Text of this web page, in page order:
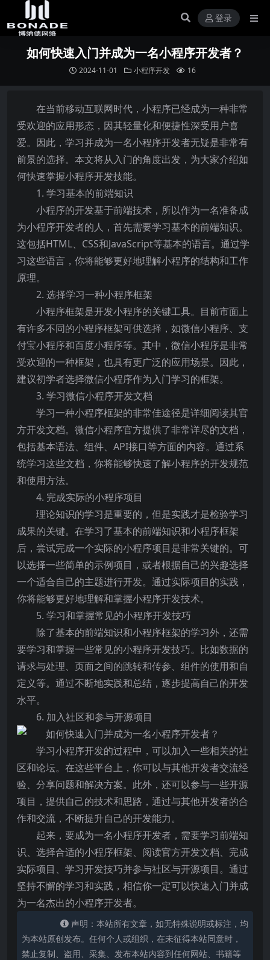
登录
如何快速入门并成为一名小程序开发者？
2024-11-01 小程序开发 16
在当前移动互联网时代，小程序已经成为一种非常
受欢迎的应用形态，因其轻量化和便捷性深受用户喜
爱。因此，学习并成为一名小程序开发者无疑是非常有
前景的选择。本文将从入门的角度出发，为大家介绍如
何快速掌握小程序开发技能。
1. 学习基本的前端知识
小程序的开发基于前端技术，所以作为一名准备成
为小程序开发者的人，首先需要学习基本的前端知识。
这包括HTML、CSS和JavaScript等基本的语言。通过学
习这些语言，你将能够更好地理解小程序的结构和工作
原理。
2. 选择学习一种小程序框架
小程序框架是开发小程序的关键工具。目前市面上
有许多不同的小程序框架可供选择，如微信小程序、支
付宝小程序和百度小程序等。其中，微信小程序是非常
受欢迎的一种框架，也具有更广泛的应用场景。因此，
建议初学者选择微信小程序作为入门学习的框架。
3. 学习微信小程序开发文档
学习一种小程序框架的非常佳途径是详细阅读其官
方开发文档。微信小程序官方提供了非常详尽的文档，
包括基本语法、组件、API接口等方面的内容。通过系
统学习这些文档，你将能够快速了解小程序的开发规范
和使用方法。
4. 完成实际的小程序项目
理论知识的学习是重要的，但是实践才是检验学习
成果的关键。在学习了基本的前端知识和小程序框架
后，尝试完成一个实际的小程序项目是非常关键的。可
以选择一些简单的示例项目，或者根据自己的兴趣选择
一个适合自己的主题进行开发。通过实际项目的实践，
你将能够更好地理解和掌握小程序开发技术。
5. 学习和掌握常见的小程序开发技巧
除了基本的前端知识和小程序框架的学习外，还需
要学习和掌握一些常见的小程序开发技巧。比如数据的
请求与处理、页面之间的跳转和传参、组件的使用和自
定义等。通过不断地实践和总结，逐步提高自己的开发
水平。
6. 加入社区和参与开源项目
学习小程序开发的过程中，可以加入一些相关的社
区和论坛。在这些平台上，你可以与其他开发者交流经
验、分享问题和解决方案。此外，还可以参与一些开源
项目，提供自己的技术和思路，通过与其他开发者的合
作和交流，不断提升自己的开发能力。
起来，要成为一名小程序开发者，需要学习前端知
识、选择合适的小程序框架、阅读官方开发文档、完成
实际项目、学习开发技巧并参与社区与开源项目。通过
坚持不懈的学习和实践，相信你一定可以快速入门并成
为一名杰出的小程序开发者。
声明：本站所有文章，如无特殊说明或标注，均
为本站原创发布。任何个人或组织，在未征得本站同意时，
禁止复制、盗用、采集、发布本站内容到任何网站、书籍等